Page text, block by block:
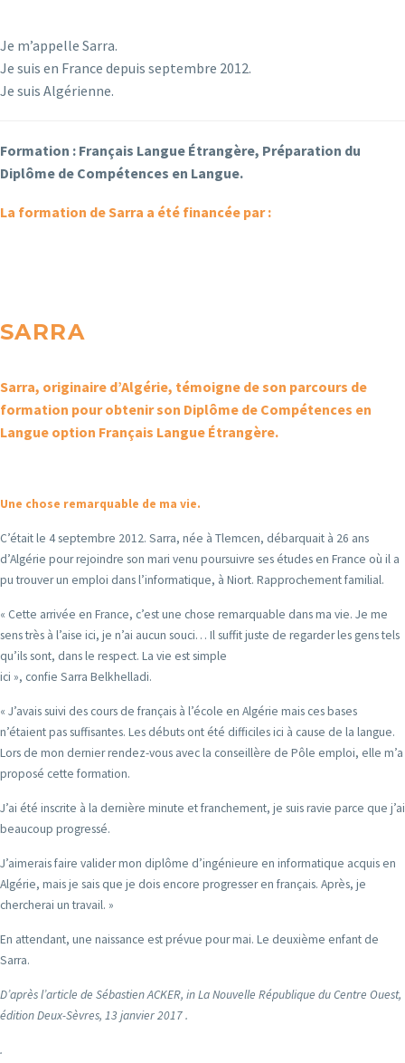
Je m’appelle Sarra.
Je suis en France depuis septembre 2012.
Je suis Algérienne.
Formation : Français Langue Étrangère, Préparation du
Diplôme de Compétences en Langue.
La formation de Sarra a été financée par :
SARRA
Sarra, originaire d’Algérie, témoigne de son parcours de
formation pour obtenir son Diplôme de Compétences en
Langue option Français Langue Étrangère.
Une chose remarquable de ma vie.
C’était le 4 septembre 2012. Sarra, née à Tlemcen, débarquait à 26 ans
d’Algérie pour rejoindre son mari venu poursuivre ses études en France où il a
pu trouver un emploi dans l’informatique, à Niort. Rapprochement familial.
« Cette arrivée en France, c’est une chose remarquable dans ma vie. Je me
sens très à l’aise ici, je n’ai aucun souci… Il suffit juste de regarder les gens tels
qu’ils sont, dans le respect. La vie est simple
ici », confie Sarra Belkhelladi.
« J’avais suivi des cours de français à l’école en Algérie mais ces bases
n’étaient pas suffisantes. Les débuts ont été difficiles ici à cause de la langue.
Lors de mon dernier rendez-vous avec la conseillère de Pôle emploi, elle m’a
proposé cette formation.
J’ai été inscrite à la dernière minute et franchement, je suis ravie parce que j’ai
beaucoup progressé.
J’aimerais faire valider mon diplôme d’ingénieure en informatique acquis en
Algérie, mais je sais que je dois encore progresser en français. Après, je
chercherai un travail. »
En attendant, une naissance est prévue pour mai. Le deuxième enfant de
Sarra.
D’après l’article de Sébastien ACKER, in La Nouvelle République du Centre Ouest,
édition Deux-Sèvres, 13 janvier 2017 .
.